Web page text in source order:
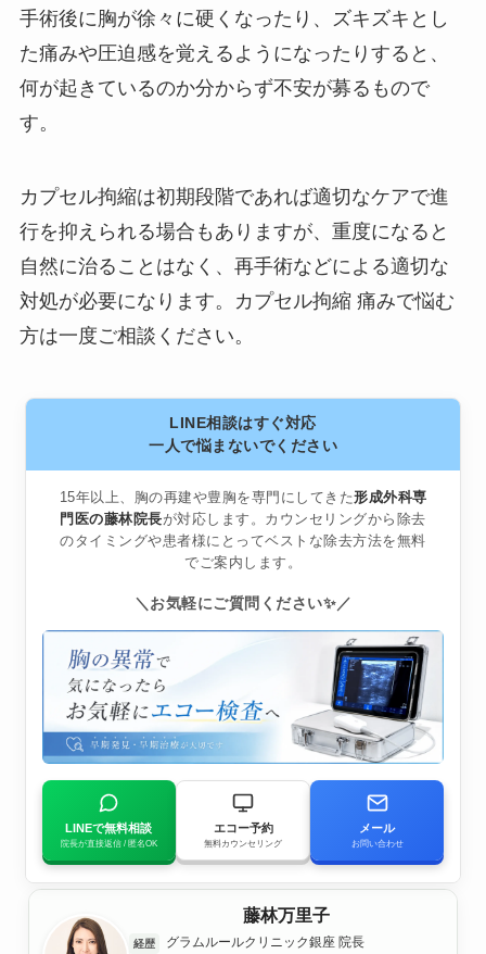
手術後に胸が徐々に硬くなったり、ズキズキとし
た痛みや圧迫感を覚えるようになったりすると、
何が起きているのか分からず不安が募るもので
す。
カプセル拘縮は初期段階であれば適切なケアで進
行を抑えられる場合もありますが、重度になると
自然に治ることはなく、再手術などによる適切な
対処が必要になります。カプセル拘縮 痛みで悩む
方は一度ご相談ください。
LINE相談はすぐ対応
一人で悩まないでください
15年以上、胸の再建や豊胸を専門にしてきた形成外科専
門医の藤林院長が対応します。カウンセリングから除去
のタイミングや患者様にとってベストな除去方法を無料
でご案内します。
＼お気軽にご質問ください✨／
LINEで無料相談
院長が直接返信 / 匿名OK
エコー予約
無料カウンセリング
メール
お問い合わせ
藤林万里子
経歴 グラムルールクリニック銀座 院長